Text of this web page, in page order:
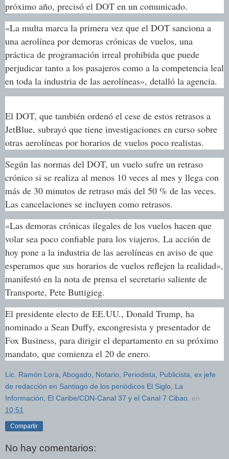
próximo año, precisó el DOT en un comunicado.
«La multa marca la primera vez que el DOT sanciona a
una aerolínea por demoras crónicas de vuelos, una
práctica de programación irreal prohibida que puede
perjudicar tanto a los pasajeros como a la competencia leal
en toda la industria de las aerolíneas», detalló la agencia.
El DOT, que también ordenó el cese de estos retrasos a
JetBlue, subrayó que tiene investigaciones en curso sobre
otras aerolíneas por horarios de vuelos poco realistas.
Según las normas del DOT, un vuelo sufre un retraso
crónico si se realiza al menos 10 veces al mes y llega con
más de 30 minutos de retraso más del 50 % de las veces.
Las cancelaciones se incluyen como retrasos.
«Las demoras crónicas ilegales de los vuelos hacen que
volar sea poco confiable para los viajeros. La acción de
hoy pone a la industria de las aerolíneas en aviso de que
esperamos que sus horarios de vuelos reflejen la realidad»,
manifestó en la nota de prensa el secretario saliente de
Transporte, Pete Buttigieg.
El presidente electo de EE.UU., Donald Trump, ha
nominado a Sean Duffy, excongresista y presentador de
Fox Business, para dirigir el departamento en su próximo
mandato, que comienza el 20 de enero.
Lic. Ramón Lora, Abogado, Notario, Periodista, Publicista, ex jefe
de redacción en Santiago de los periódicos El Siglo, La
Información, El Caribe/CDN-Canal 37 y el Canal 7 Cibao. en
10:51
Compartir
No hay comentarios: